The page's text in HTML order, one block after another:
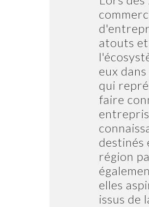
atouts et
eux
qui
faire
destinés
région
elles
issus de